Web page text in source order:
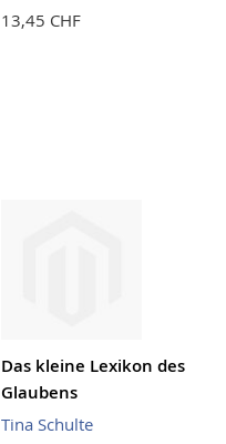
13,45 CHF
Das kleine Lexikon des
Glaubens
Tina Schulte